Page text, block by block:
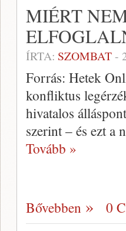
MIÉRT
ÍRTA: SZOMBAT-
Forrás: Hetek
konfliktus
hivatalos
szerint – és ezt a
Tovább »
Bővebben 0